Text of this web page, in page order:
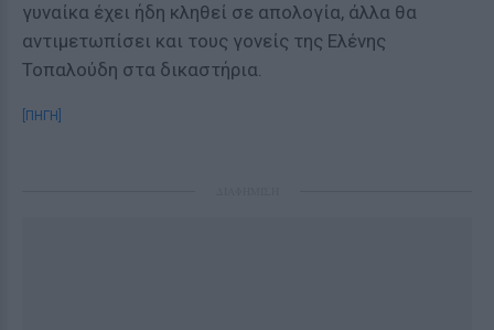
γυναίκα έχει ήδη κληθεί σε απολογία, άλλα θα
αντιμετωπίσει και τους γονείς της Ελένης
Τοπαλούδη στα δικαστήρια.
[ΠΗΓΗ]